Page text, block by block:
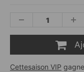
Cettesaison VIP